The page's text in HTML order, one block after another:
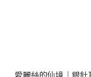
愛麗絲的仙境｜銀針